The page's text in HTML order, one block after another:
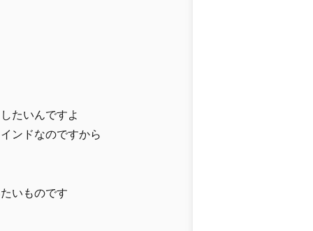
たいんですよ
ンドなのですから
いものです